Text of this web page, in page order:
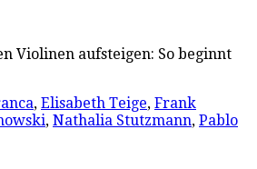
Violinen aufsteigen: So beginnt
, Elisabeth Teige, Frank
, Nathalia Stutzmann, Pablo